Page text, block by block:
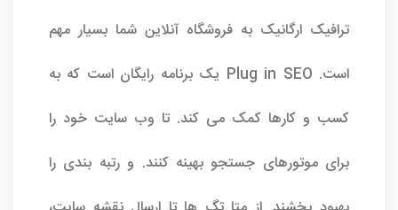
ترافیک ارگانیک به فروشگاه آنلاین شما بسیار مهم
است. Plug in SEO یک برنامه رایگان است که به
کسب و کارها کمک می کند. تا وب سایت خود را
برای موتورهای جستجو بهینه کنند. و رتبه بندی را